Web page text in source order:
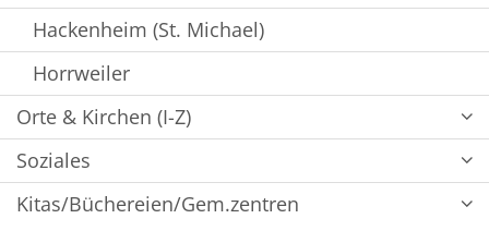
Hackenheim (St. Michael)
Horrweiler
Orte & Kirchen (I-Z)
Soziales
Kitas/Büchereien/Gem.zentren